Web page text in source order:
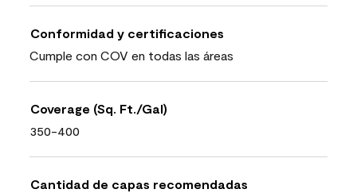
Conformidad y certificaciones
Cumple con COV en todas las áreas
Coverage (Sq. Ft./Gal)
350-400
Cantidad de capas recomendadas